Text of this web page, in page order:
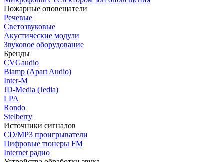
Пожарные оповещатели
Речевые
Светозвуковые
Акустические модули
Звуковое оборудование
Бренды
CVGaudio
Biamp (Apart Audio)
Inter-M
JD-Media (Jedia)
LPA
Rondo
Stelberry
Источники сигналов
CD/MP3 проигрыватели
Цифровые тюнеры FM
Internet радио